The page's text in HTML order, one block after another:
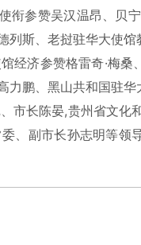
衔参赞吴汉温昂、贝
列斯、老挝驻华大使
经济参赞格雷奇·梅
力鹏、黑山共和国驻
市长陈晏,贵州省文化
、副市长孙志明等领